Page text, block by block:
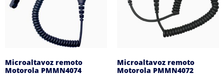
Microaltavoz remoto
Motorola PMMN4074
Microaltavoz remoto
Motorola PMMN4072